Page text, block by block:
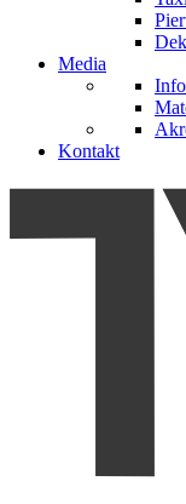
Media
Kontakt